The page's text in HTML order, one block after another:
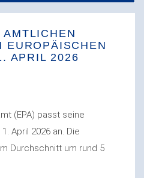
EUROPÄISCHEN
APRIL 2026
(EPA) passt seine
April 2026 an. Die
Durchschnitt um rund 5